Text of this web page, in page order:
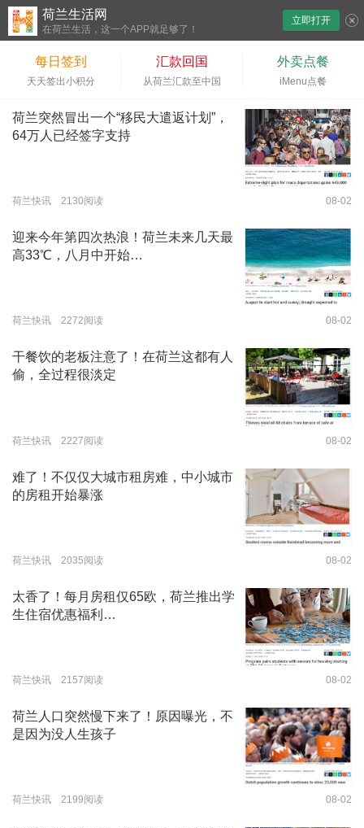
荷兰生活网
在荷兰生活，这一个APP就足够了！
立即打开
每日签到
天天签出小积分
汇款回国
从荷兰汇款至中国
外卖点餐
iMenu点餐
荷兰突然冒出一个“移民大遣返计划”，
64万人已经签字支持
荷兰快讯 2130阅读 08-02
迎来今年第四次热浪！荷兰未来几天最
高33℃，八月中开始…
荷兰快讯 2272阅读 08-02
干餐饮的老板注意了！在荷兰这都有人
偷，全过程很淡定
荷兰快讯 2227阅读 08-02
难了！不仅仅大城市租房难，中小城市
的房租开始暴涨
荷兰快讯 2035阅读 08-02
太香了！每月房租仅65欧，荷兰推出学
生住宿优惠福利…
荷兰快讯 2157阅读 08-02
荷兰人口突然慢下来了！原因曝光，不
是因为没人生孩子
荷兰快讯 2199阅读 08-02